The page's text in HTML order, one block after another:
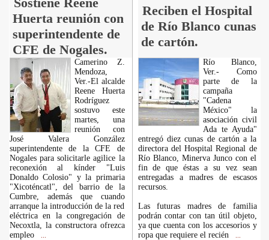
Huerta reunión con
superintendente de
CFE de Nogales.
Reciben el Hospital
de Río Blanco cunas
de cartón.
Camerino Z.
Mendoza,
Ver.-El alcalde
Reene Huerta
Rodríguez
sostuvo este
martes, una
reunión con
José Valera González
superintendente de la CFE de
Nogales para solicitarle agilice la
reconexión al kínder "Luis
Donaldo Colosio" y la primaria
"Xicoténcatl", del barrio de la
Cumbre, además que cuando
arranque la introducción de la red
eléctrica en la congregación de
Necoxtla, la constructora ofrezca
empleo
Río Blanco,
Ver.- Como
parte de la
campaña
"Cadena
México" la
asociación civil
Ada te Ayuda"
entregó diez cunas de cartón a la
directora del Hospital Regional de
Río Blanco, Minerva Junco con el
fin de que éstas a su vez sean
entregadas a madres de escasos
recursos.
Las futuras madres de familia
podrán contar con tan útil objeto,
ya que cuenta con los accesorios y
ropa que requiere el recién